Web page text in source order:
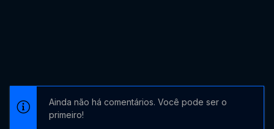
Ainda não há comentários. Você pode ser o
primeiro!